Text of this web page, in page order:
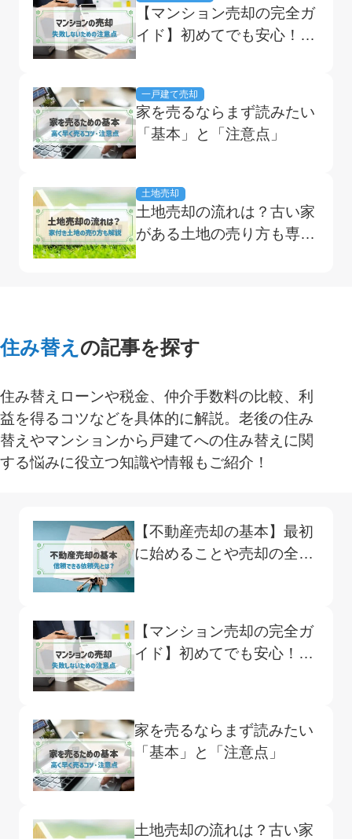
【マンション売却の完全ガ
イド】初めてでも安心！基
一戸建て売却
家を売るならまず読みたい
「基本」と「注意点」
土地売却
土地売却の流れは？古い家
がある土地の売り方も専門
住み替え の記事を探す
住み替えローンや税金、仲介手数料の比較、利
益を得るコツなどを具体的に解説。老後の住み
替えやマンションから戸建てへの住み替えに関
する悩みに役立つ知識や情報もご紹介！
【不動産売却の基本】最初
に始めることや売却の全体
像をくまなく解説
【マンション売却の完全ガ
イド】初めてでも安心！基
本の流れと失敗しないため
のコツを紹介
家を売るならまず読みたい
「基本」と「注意点」
土地売却の流れは？古い家